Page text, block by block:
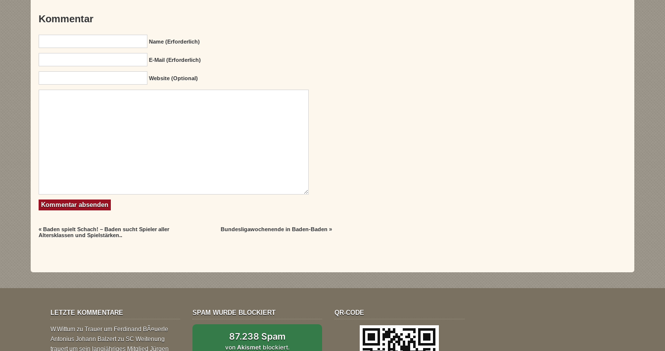
Kommentar
Name (erforderlich)
E-Mail (erforderlich)
Website (Optional)
«Baden spielt Schach! – Baden sucht Spieler aller
Altersklassen und Spielstärken..
Bundesligawochenende in Baden-Baden »
LETZTE KOMMENTARE
W.Wittum zu Trauer um Ferdinand BÃ¤uerle
Antonius Johann Balzertzu SC Weitenung
trauert um sein langjähriges Mitglied Jürgen
SPAM WURDE BLOCKIERT
87.238 Spam
vonAkismet blockiert.
QR-CODE